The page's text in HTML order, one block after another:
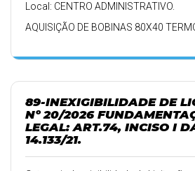
Local: CENTRO ADMINISTRATIVO.
AQUISIÇÃO DE BOBINAS 80X40
89-INEXIGIBILIDADE DE
Nº 20/2026
LEGAL: ART.74, INCISO I
14.133/21.